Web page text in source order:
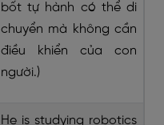
bốt tự hành có thể di
chuyển mà không cần
điều khiển của con
người.)
He is studying robotics